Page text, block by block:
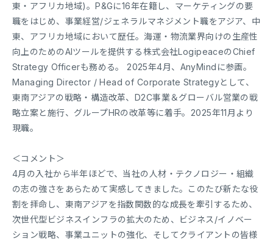
東・アフリカ地域)。P&Gに16年在籍し、マーケティングの要
職をはじめ、事業経営/ジェネラルマネジメント職をアジア、中
東、アフリカ地域において歴任。海運・物流業界向けの生産性
向上のためのAIツールを提供する株式会社LogipeaceのChief
Strategy Officerも務める。 2025年4月、AnyMindに参画。
Managing Director / Head of Corporate Strategyとして、
東南アジアの戦略・構造改革、D2C事業＆グローバル営業の戦
略立案と施行、グループHRの改革等に着手。2025年11月より
現職。
＜コメント＞
4月の入社から半年ほどで、当社の人材・テクノロジー・組織
の志の強さをあらためて実感してきました。このたび新たな役
割を拝命し、東南アジアを指数関数的な成長を牽引するため、
次世代型ビジネスインフラの拡大のため、ビジネス/イノベー
ション戦略、事業ユニットの強化、そしてクライアントの皆様